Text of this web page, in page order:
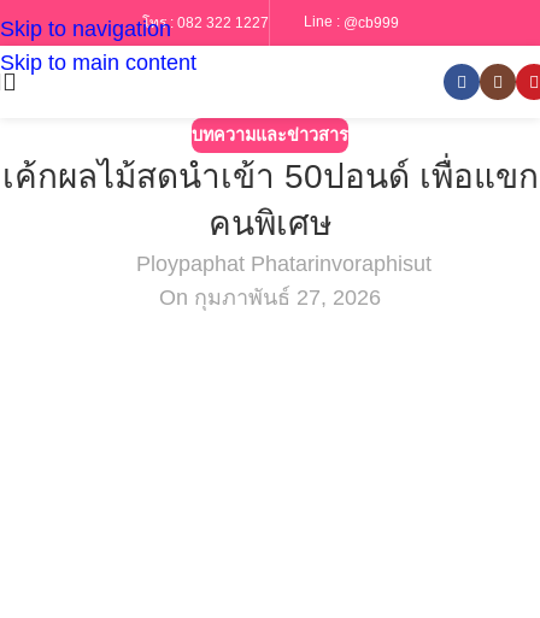
Skip to navigation
Skip to main content
โทร : 082 322 1227 Line : @cb999
บทความและข่าวสาร
เค้กผลไม้สดนำเข้า 50ปอนด์ เพื่อแขก
คนพิเศษ
Ploypaphat Phatarinvoraphisut
On กุมภาพันธ์ 27, 2026